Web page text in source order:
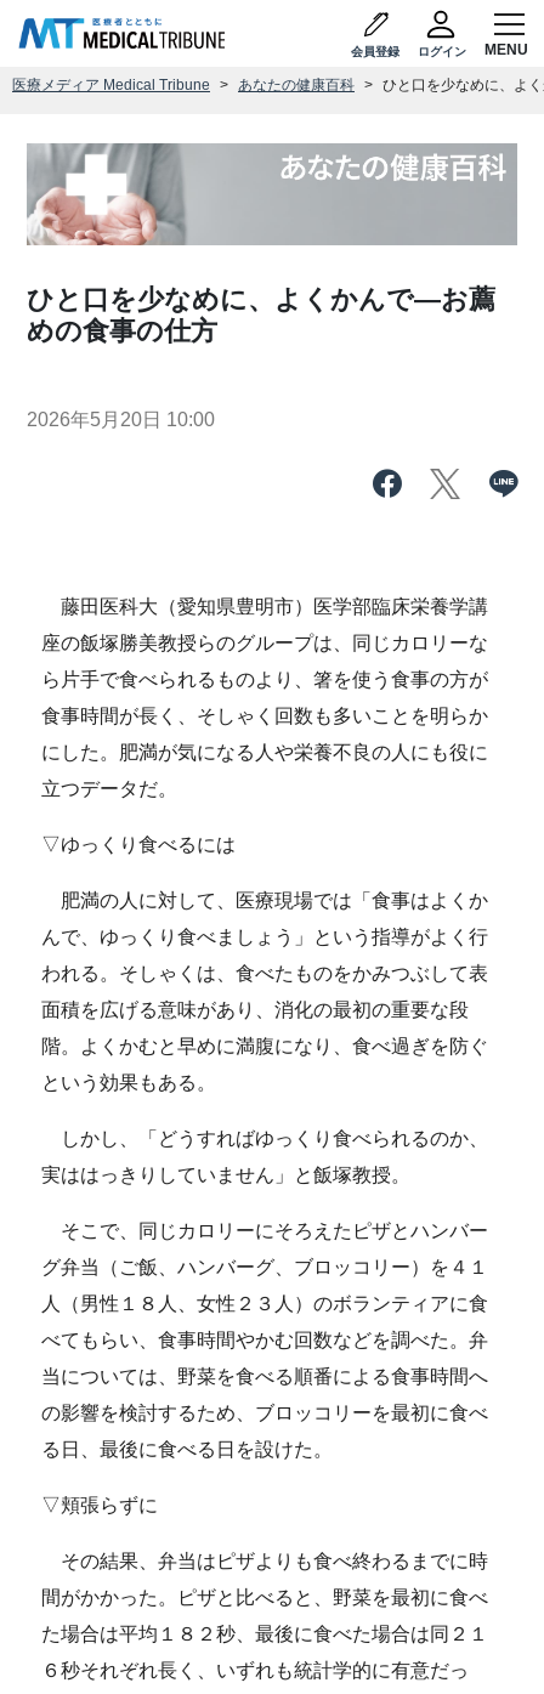
会員登録 ログイン
医療メディア Medical Tribune あなたの健康百科 ひと口を少なめに、よ
ひと口を少なめに、よくかんで―お薦
めの食事の仕方
2026年5月20日 10:00
藤田医科大（愛知県豊明市）医学部臨床栄養学講
座の飯塚勝美教授らのグループは、同じカロリーな
ら片手で食べられるものより、箸を使う食事の方が
食事時間が長く、そしゃく回数も多いことを明らか
にした。肥満が気になる人や栄養不良の人にも役に
立つデータだ。
▽ゆっくり食べるには
肥満の人に対して、医療現場では「食事はよくか
んで、ゆっくり食べましょう」という指導がよく行
われる。そしゃくは、食べたものをかみつぶして表
面積を広げる意味があり、消化の最初の重要な段
階。よくかむと早めに満腹になり、食べ過ぎを防ぐ
という効果もある。
しかし、「どうすればゆっくり食べられるのか、
実ははっきりしていません」と飯塚教授。
そこで、同じカロリーにそろえたピザとハンバー
グ弁当（ご飯、ハンバーグ、ブロッコリー）を４１
人（男性１８人、女性２３人）のボランティアに食
べてもらい、食事時間やかむ回数などを調べた。弁
当については、野菜を食べる順番による食事時間へ
の影響を検討するため、ブロッコリーを最初に食べ
る日、最後に食べる日を設けた。
▽頬張らずに
その結果、弁当はピザよりも食べ終わるまでに時
間がかかった。ピザと比べると、野菜を最初に食べ
た場合は平均１８２秒、最後に食べた場合は同２１
６秒それぞれ長く、いずれも統計学的に有意だっ